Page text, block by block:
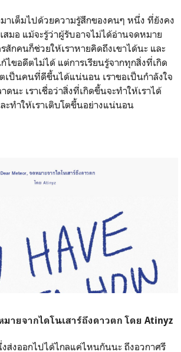
ต็มไปด้วยความรู้สึกของคนๆ หนึ่ง ที่ยังคง
มอ แม้จะรู้ว่าผู้รับอาจไม่ได้อ่านจดหมาย
สักคนก็ช่วยให้เราหายคิดถึงเขาได้นะ และ
ไขอดีตไม่ได้ แต่การเรียนรู้จากทุกสิ่งที่เกิด
เป็นคนที่ดีขึ้นได้แน่นอน เราขอเป็นกำลังใจ
นะ เราเชื่อว่าสิ่งที่เกิดขึ้นจะทำให้เราได้
ะทำให้เราเติบโตขึ้นอย่างแน่นอน
ายจากไดโนเสาร์ถึงดาวตก โดย Atinyz
ออกไปได้ไกลแค่ไหนกันนะ ถึงอวกาศรึ